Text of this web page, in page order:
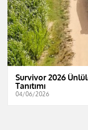
Survivor 2026
Tanıtımı
04/06/2026